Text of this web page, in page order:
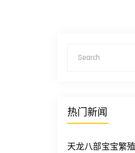
热门新闻
天龙八部宝宝繁